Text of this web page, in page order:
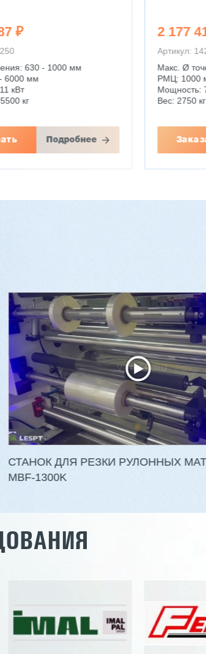
₽
630 - 1000 мм
6000 мм
кВт
кг
Подробнее
2 177
Артикул:
Макс. Ø
РМЦ: 1000
Мощность:
Вес: 2750 кг
стопоукладчик VS-
₽
1700 мм
1700 мм
1,0 - 3,0 мм
кг
Подробнее
3 653
3 766 129
Артикул:
Длина
Ø чурака:
Толщина
Мощность:
СТАНОК ДЛЯ РЕЗКИ РУЛОННЫХ
MBF-1300K